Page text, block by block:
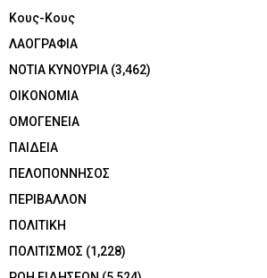
Κους-Κους
ΛΑΟΓΡΑΦΙΑ
ΝΟΤΙΑ ΚΥΝΟΥΡΙΑ (3,462)
ΟΙΚΟΝΟΜΙΑ
ΟΜΟΓΕΝΕΙΑ
ΠΑΙΔΕΙΑ
ΠΕΛΟΠΟΝΝΗΣΟΣ
ΠΕΡΙΒΑΛΛΟΝ
ΠΟΛΙΤΙΚΗ
ΠΟΛΙΤΙΣΜΟΣ (1,228)